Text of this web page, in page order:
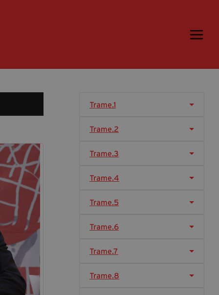
Ospiti
Media & Press
Accrediti Stampa
Cartella Stampa
Rassegna Stampa
Partecipa
Diventa Partner
Dona
Fondazione Trame
Trame.1
Trame.2
Trame.3
Trame.4
Trame.5
Trame.6
Trame.7
Trame.8